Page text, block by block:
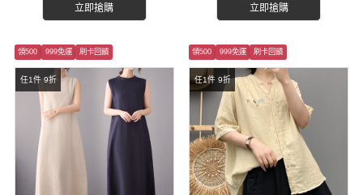
立即搶購 立即搶購
任1件 9折
領500 999免運 刷卡回饋
任1件 9折
領500 999免運 刷卡回饋